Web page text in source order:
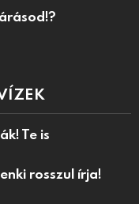
Te is
rosszul írja!